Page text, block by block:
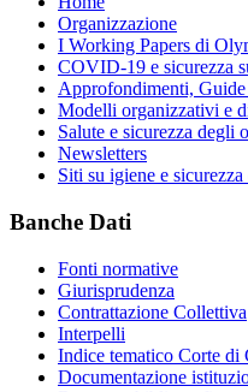
Organizzazione
I Working Papers di
COVID-19 e sicurezza
Approfondimenti, Guide
Modelli organizzativi e
Salute e sicurezza degli
Newsletters
Siti su igiene e
Banche Dati
Fonti normative
Giurisprudenza
Contrattazione Collettiva
Interpelli
Indice tematico Corte di
Documentazione